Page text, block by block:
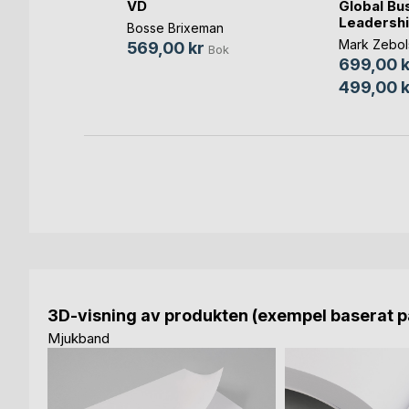
VD
Bosse Brixeman
569,00 kr Bok
Global
Mark
699,00
499,00
3D-visning av produkten (exempel baserat
Mjukband